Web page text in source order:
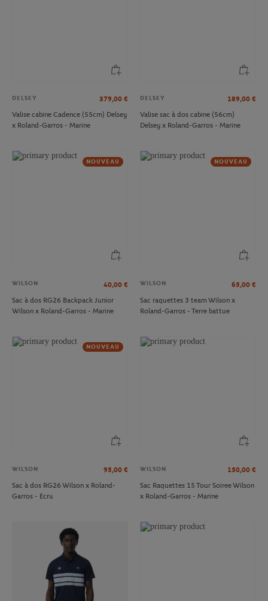
DELSEY 379,00 €
Valise cabine Cadence (55cm) Delsey
x Roland-Garros - Marine
DELSEY 189,00 €
Valise sac à dos cabine (56cm)
Delsey x Roland-Garros - Marine
NOUVEAU
WILSON 40,00 €
Sac à dos RG26 Backpack Junior
Wilson x Roland-Garros - Marine
NOUVEAU
WILSON 65,00 €
Sac raquettes 3 team Wilson x
Roland-Garros - Terre battue
NOUVEAU
WILSON 95,00 €
Sac à dos RG26 Wilson x Roland-
Garros - Ecru
WILSON 150,00 €
Sac Raquettes 15 Tour Soiree Wilson
x Roland-Garros - Marine